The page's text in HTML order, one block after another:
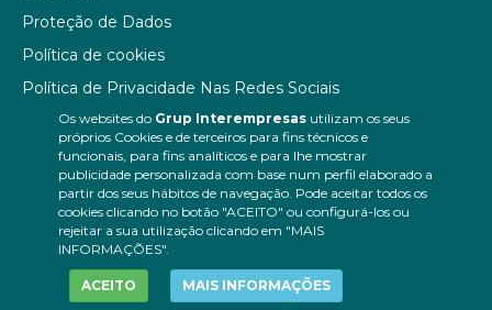
Os websites do Grup Interempresasutilizam os seus
próprios Cookies e de terceiros para fins técnicos e
funcionais, para fins analíticos e para lhe mostrar
publicidade personalizada com base num perfil elaborado a
partir dos seus hábitos de navegação. Pode aceitar todos os
cookies clicando no botão "ACEITO" ou configurá-los ou
rejeitar a sua utilização clicando em "MAIS
INFORMAÇÕES".
ACEITO MAIS INFORMAÇÕES
Proteção de Dados
Política de cookies
Política de Privacidade Nas Redes Sociais
Canal de denúncias
Colaborações editoriais